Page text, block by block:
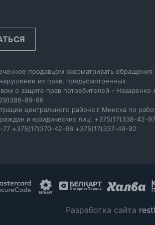
продавцом рассматривать обращения
их прав, предусмотренных
о защите прав потребителей - Назаренко
89-96
центрального района г Минска по
и юридических лиц: +375(17)338-42-97
77 +375(17)370-42-86 +375(17)337-49-92
Разработка сайта